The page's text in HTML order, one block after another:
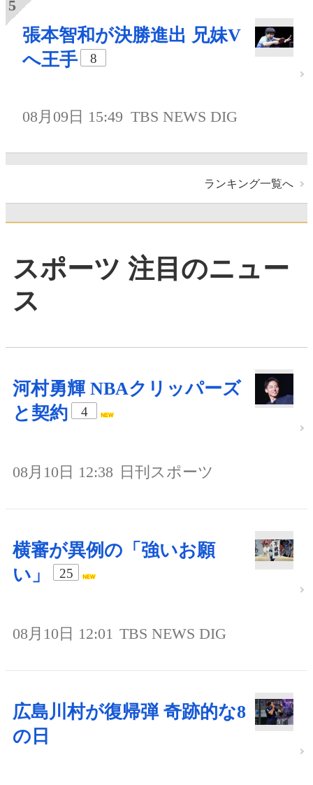
張本智和が決勝進出 兄妹V
へ王手
8
08月09日 15:49 TBS NEWS DIG
ランキング一覧へ
スポーツ 注目のニュー
ス
河村勇輝 NBAクリッパーズ
と契約
4
08月10日 12:38 日刊スポーツ
横審が異例の「強いお願
い」
25
08月10日 12:01 TBS NEWS DIG
広島川村が復帰弾 奇跡的な8
の日